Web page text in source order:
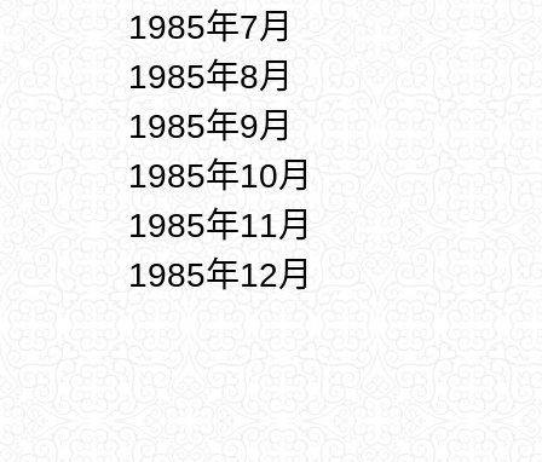
1985年7月
1985年8月
1985年9月
1985年10月
1985年11月
1985年12月